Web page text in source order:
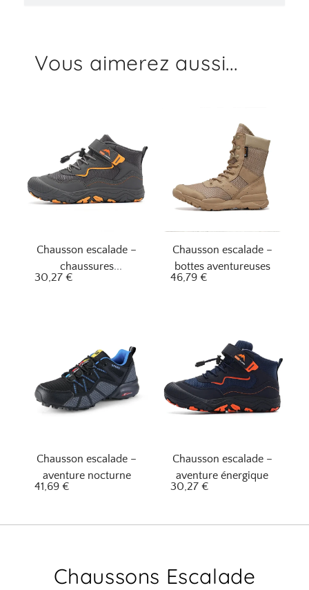
Vous aimerez aussi...
Chausson escalade –
chaussures
aventureux
30,27 €
Chausson escalade –
bottes aventureuses
46,79 €
Chausson escalade –
aventure nocturne
41,69 €
Chausson escalade –
aventure énergique
30,27 €
Chaussons Escalade